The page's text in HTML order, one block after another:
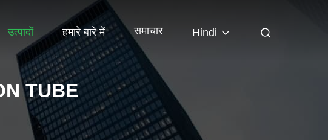
उत्पादों हमारे बारे में समाचार Hindi
TUBE